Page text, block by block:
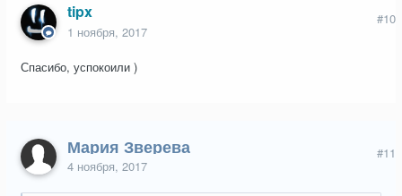
tipx
1 ноября, 2017
#10
Спасибо, успокоили )
Мария Зверева
4 ноября, 2017
#11